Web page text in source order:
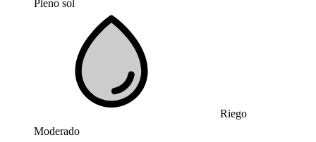
Pleno sol
Riego
Moderado